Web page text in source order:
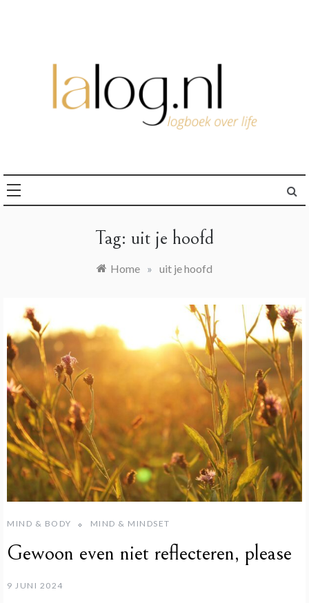
Tag: uit je hoofd
Home » uit je hoofd
MIND & BODY MIND & MINDSET
Gewoon even niet reflecteren, please
9 JUNI 2024